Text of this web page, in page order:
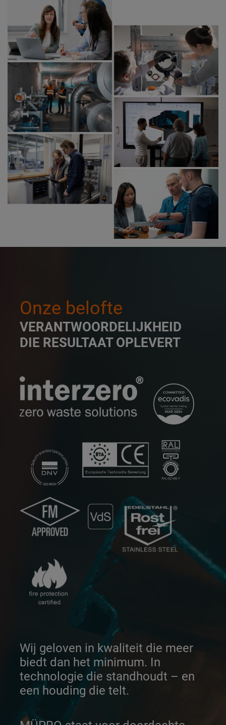
Onze belofte
VERANTWOORDELIJKHEID
DIE RESULTAAT OPLEVERT
Wij geloven in kwaliteit die meer
biedt dan het minimum. In
technologie die standhoudt – en
een houding die telt.